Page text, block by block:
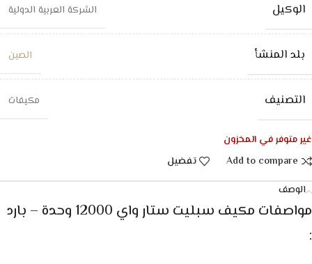
الوكيل الشركة العربية الدولية
بلد المنشأ الصين
التصنيف مكيفات
غير متوفر في المخزون
Add to compare
تفضيل
الوصف
مواصفات
مكيف سبليت ستار واي 12000 وحدة – بارد
: